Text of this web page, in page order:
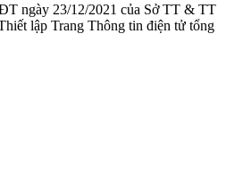
ngày 23/12/2021 của Sở TT & TT
lập Trang Thông tin điện tử tổng